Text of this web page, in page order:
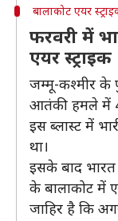
बालाकोट एयर
फरवरी में
एयर स्ट्राइक
जम्मू-कश्मीर के
आतंकी हमले में
इस ब्लास्ट में
था।
इसके बाद भारत
के बालाकोट में
जाहिर है कि